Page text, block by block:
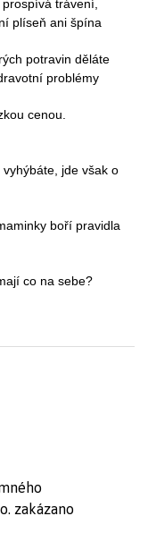
trávení,
plíseň ani špína
potravin děláte
problémy
cenou.
jde však o
boří pravidla
co na sebe?
zakázano